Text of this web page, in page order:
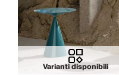
Varianti disponibili